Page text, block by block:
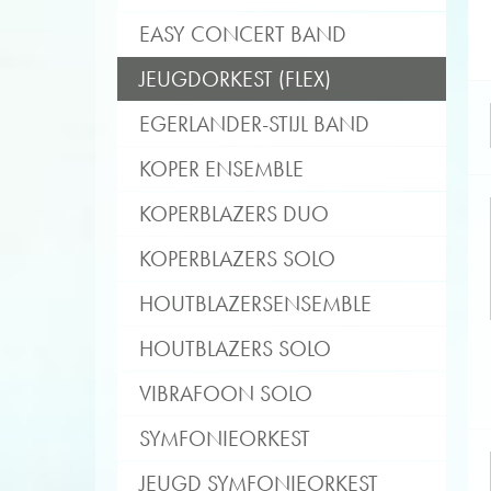
EASY CONCERT BAND
JEUGDORKEST (FLEX)
EGERLANDER-STIJL BAND
KOPER ENSEMBLE
KOPERBLAZERS DUO
KOPERBLAZERS SOLO
HOUTBLAZERSENSEMBLE
HOUTBLAZERS SOLO
VIBRAFOON SOLO
SYMFONIEORKEST
JEUGD SYMFONIEORKEST